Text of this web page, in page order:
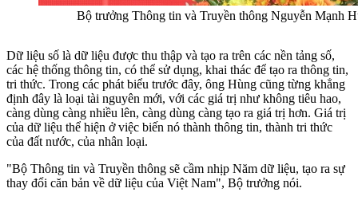
Bộ trưởng Thông tin và Truyền thông Nguyễn Mạnh
Dữ liệu số là dữ liệu được thu thập và tạo ra trên các nền tảng số,
các hệ thống thông tin, có thể sử dụng, khai thác để tạo ra thông tin,
tri thức. Trong các phát biểu trước đây, ông Hùng cũng từng khẳng
định đây là loại tài nguyên mới, với các giá trị như không tiêu hao,
càng dùng càng nhiều lên, càng dùng càng tạo ra giá trị hơn. Giá trị
của dữ liệu thể hiện ở việc biến nó thành thông tin, thành tri thức
của đất nước, của nhân loại.
"Bộ Thông tin và Truyền thông sẽ cầm nhịp Năm dữ liệu, tạo ra sự
thay đổi căn bản về dữ liệu của Việt Nam", Bộ trưởng nói.